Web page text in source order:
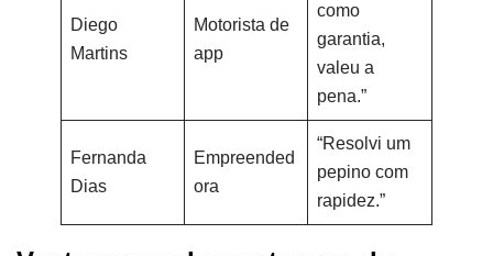
Diego
Martins
Motorista de
app
como
garantia,
valeu a
pena.”
Fernanda
Dias
Empreended
ora
“Resolvi um
pepino com
rapidez.”